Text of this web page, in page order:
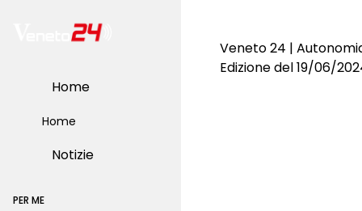
Home
Home
Notizie
PER ME
Veneto 24 |
Edizione del 19/06/